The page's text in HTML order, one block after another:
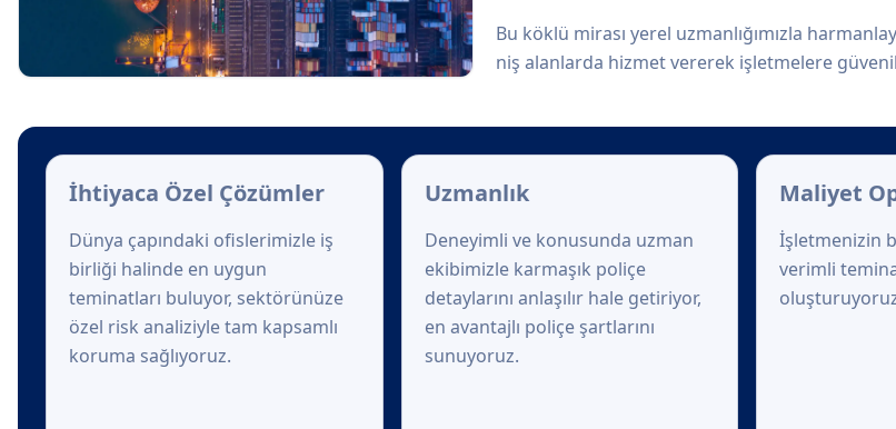
Bu köklü mirası yerel uzmanlığımızla
niş alanlarda hizmet vererek işletmelere
İhtiyaca Özel Çözümler
Dünya çapındaki ofislerimizle iş
birliği halinde en uygun
teminatları buluyor, sektörünüze
özel risk analiziyle tam kapsamlı
koruma sağlıyoruz.
Uzmanlık
Deneyimli ve konusunda uzman
ekibimizle karmaşık poliçe
detaylarını anlaşılır hale getiriyor,
en avantajlı poliçe şartlarını
sunuyoruz.
Maliyet
İşletmenizin
verimli